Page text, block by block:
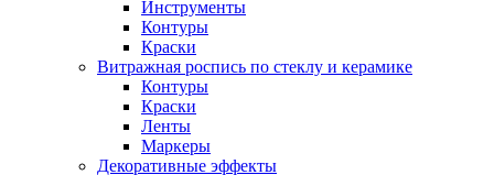
Инструменты
Контуры
Краски
Витражная роспись по стеклу и керамике
Контуры
Краски
Ленты
Маркеры
Декоративные эффекты